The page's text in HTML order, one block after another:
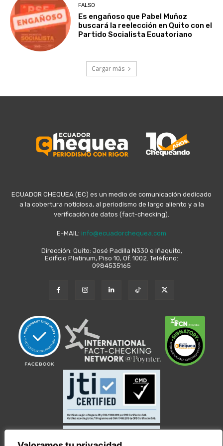
FALSO
Es engañoso que Pabel Muñoz
buscará la reelección en Quito con el
Partido Socialista Ecuatoriano
Cargar más
ECUADOR CHEQUEA (EC) es un medio de comunicación dedicado
a la cobertura noticiosa, al periodismo de largo aliento y a la
verificación de datos (fact-checking).
E-MAIL: info@ecuadorchequea.com
Dirección: Quito: José Padilla N330 e Iñaquito,
Edificio Platinum, Piso 10, Of. 1002. Teléfono:
0984535165